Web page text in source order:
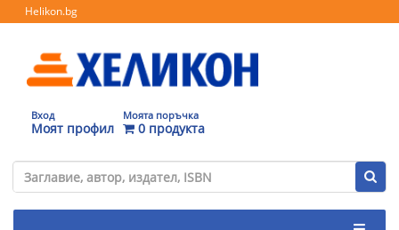
Helikon.bg
Вход
Моят профил
Моята поръчка
0 продукта